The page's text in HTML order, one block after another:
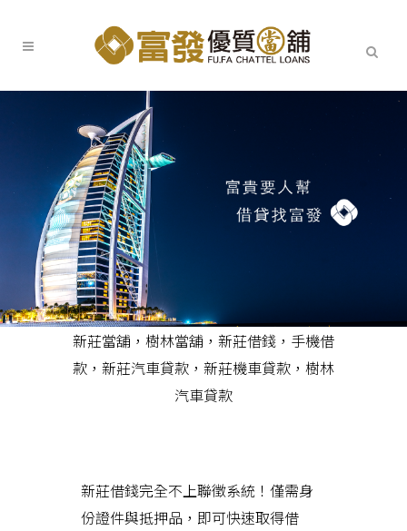
新莊當舖 ， 樹林當舖 ， 新莊借錢 ， 手機借
款 ， 新莊汽車貸款 ， 新莊機車貸款 ， 樹林
汽車貸款
新莊借錢完全不上聯徵系統！僅需身
份證件與抵押品，即可快速取得借